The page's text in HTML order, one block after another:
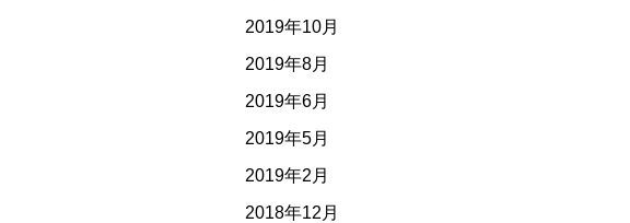
2019年10月
2019年8月
2019年6月
2019年5月
2019年2月
2018年12月